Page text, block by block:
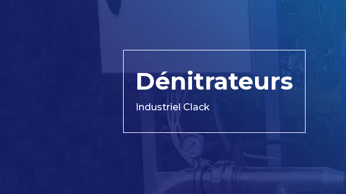
Dénitrateurs
Industriel Clack